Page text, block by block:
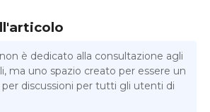
è dedicato alla consultazione agli
ma uno spazio creato per essere un
discussioni per tutti gli utenti di